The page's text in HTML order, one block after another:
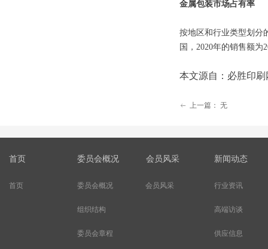
金属包装市场占有率
按地区和行业类型划分
国，2020年的销售额为
本文源自：必胜印刷
ꂃ 上一篇： 无
委员会概况
组织结构
委员会章程
行业资讯
高端访谈
供应信息
会员风采
首页
首页 委员会概况 会员风采 新闻动态